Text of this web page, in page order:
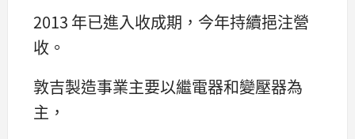
2013 年已進入收成期，今年持續挹注營
收。
敦吉製造事業主要以繼電器和變壓器為
主，